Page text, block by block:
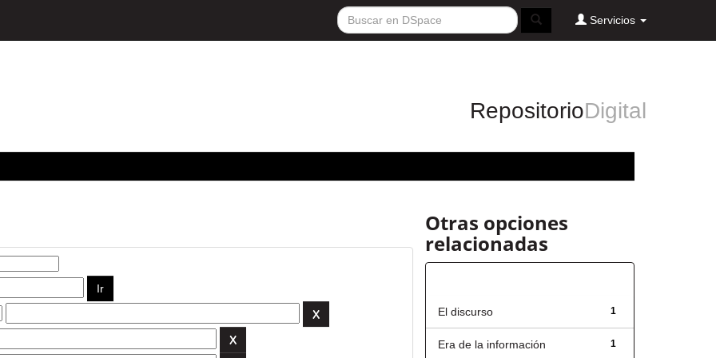
Servicios
RepositorioDigital
Otras opciones
relacionadas
1
El discurso
1
Era de la información